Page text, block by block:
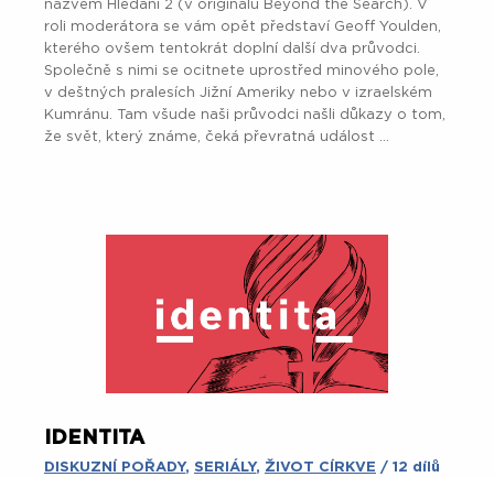
názvem Hledání 2 (v originálu Beyond the Search). V
roli moderátora se vám opět představí Geoff Youlden,
kterého ovšem tentokrát doplní další dva průvodci.
Společně s nimi se ocitnete uprostřed minového pole,
v deštných pralesích Jižní Ameriky nebo v izraelském
Kumránu. Tam všude naši průvodci našli důkazy o tom,
že svět, který známe, čeká převratná událost ...
IDENTITA
DISKUZNÍ POŘADY, SERIÁLY, ŽIVOT CÍRKVE / 12 dílů